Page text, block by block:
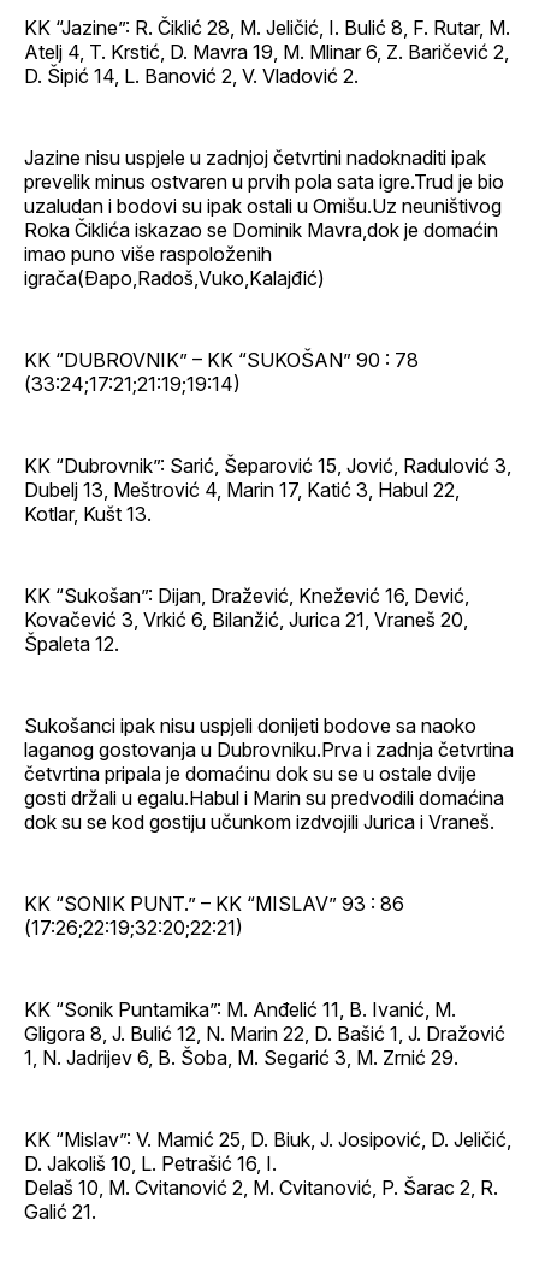
KK “Jazine”: R. Čiklić 28, M. Jeličić, I. Bulić 8, F. Rutar, M.
Atelj 4, T. Krstić, D. Mavra 19, M. Mlinar 6, Z. Baričević 2,
D. Šipić 14, L. Banović 2, V. Vladović 2.
Jazine nisu uspjele u zadnjoj četvrtini nadoknaditi ipak
prevelik minus ostvaren u prvih pola sata igre.Trud je bio
uzaludan i bodovi su ipak ostali u Omišu.Uz neuništivog
Roka Čiklića iskazao se Dominik Mavra,dok je domaćin
imao puno više raspoloženih
igrača(Đapo,Radoš,Vuko,Kalajđić)
KK “DUBROVNIK” – KK “SUKOŠAN” 90 : 78
(33:24;17:21;21:19;19:14)
KK “Dubrovnik”: Sarić, Šeparović 15, Jović, Radulović 3,
Dubelj 13, Meštrović 4, Marin 17, Katić 3, Habul 22,
Kotlar, Kušt 13.
KK “Sukošan”: Dijan, Dražević, Knežević 16, Dević,
Kovačević 3, Vrkić 6, Bilanžić, Jurica 21, Vraneš 20,
Špaleta 12.
Sukošanci ipak nisu uspjeli donijeti bodove sa naoko
laganog gostovanja u Dubrovniku.Prva i zadnja četvrtina
četvrtina pripala je domaćinu dok su se u ostale dvije
gosti držali u egalu.Habul i Marin su predvodili domaćina
dok su se kod gostiju učunkom izdvojili Jurica i Vraneš.
KK “SONIK PUNT.” – KK “MISLAV” 93 : 86
(17:26;22:19;32:20;22:21)
KK “Sonik Puntamika”: M. Anđelić 11, B. Ivanić, M.
Gligora 8, J. Bulić 12, N. Marin 22, D. Bašić 1, J. Dražović
1, N. Jadrijev 6, B. Šoba, M. Segarić 3, M. Zrnić 29.
KK “Mislav”: V. Mamić 25, D. Biuk, J. Josipović, D. Jeličić,
D. Jakoliš 10, L. Petrašić 16, I.
Delaš 10, M. Cvitanović 2, M. Cvitanović, P. Šarac 2, R.
Galić 21.